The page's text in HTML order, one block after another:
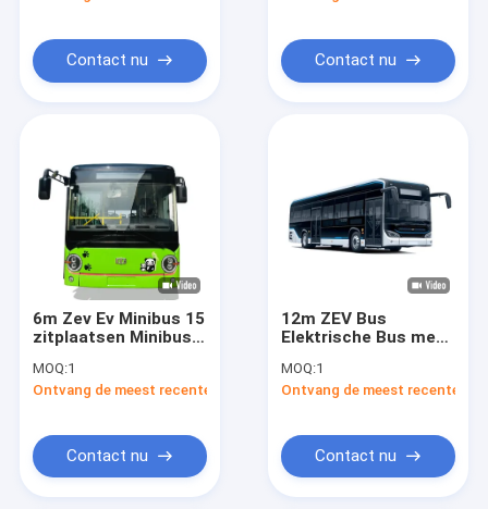
Contact nu Contact nu
6m Zev Ev Minibus 15
zitplaatsen Minibus
vervoer
MOQ:1
Ontvang de meest recente Prijs
Contact nu
12m ZEV Bus
Elektrische Bus met
350,07 kWh Batterij
voor Transport
MOQ:1
Ontvang de meest recente
Contact nu